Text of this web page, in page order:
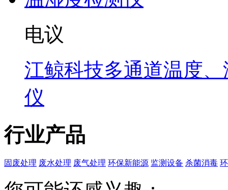
电议
江鲸科技多通道温度
仪
行业产品
固废处理 废水处理 废气处理 环保新能源 监测设备 杀菌消毒